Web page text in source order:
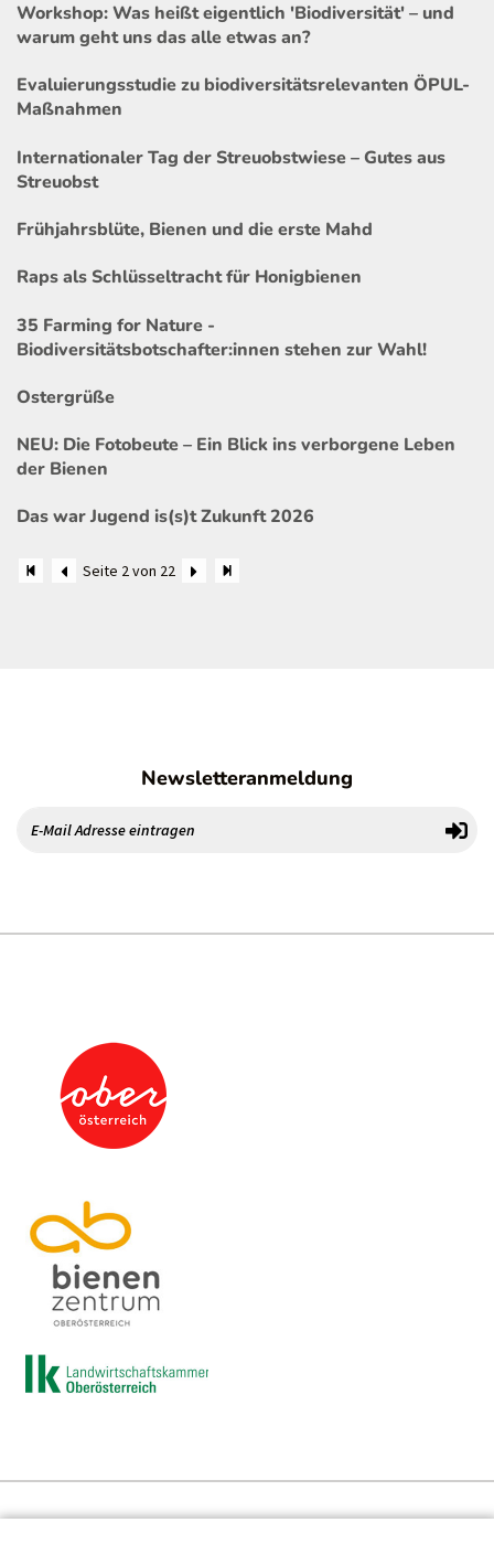
Workshop: Was heißt eigentlich 'Biodiversität' – und
warum geht uns das alle etwas an?
Evaluierungsstudie zu biodiversitätsrelevanten ÖPUL-
Maßnahmen
Internationaler Tag der Streuobstwiese – Gutes aus
Streuobst
Frühjahrsblüte, Bienen und die erste Mahd
Raps als Schlüsseltracht für Honigbienen
35 Farming for Nature -
Biodiversitätsbotschafter:innen stehen zur Wahl!
Ostergrüße
NEU: Die Fotobeute – Ein Blick ins verborgene Leben
der Bienen
Das war Jugend is(s)t Zukunft 2026
Seite 2 von 22
Newsletteranmeldung